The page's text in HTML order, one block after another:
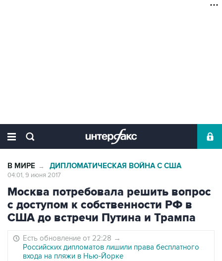
В МИРЕ → ДИПЛОМАТИЧЕСКАЯ ВОЙНА С США
04:01, 9 июня 2017
Москва потребовала решить вопрос
с доступом к собственности РФ в
США до встречи Путина и Трампа
Есть обновление от 22:28 →
Российских дипломатов лишили права бесплатного
входа на пляжи в Нью-Йорке